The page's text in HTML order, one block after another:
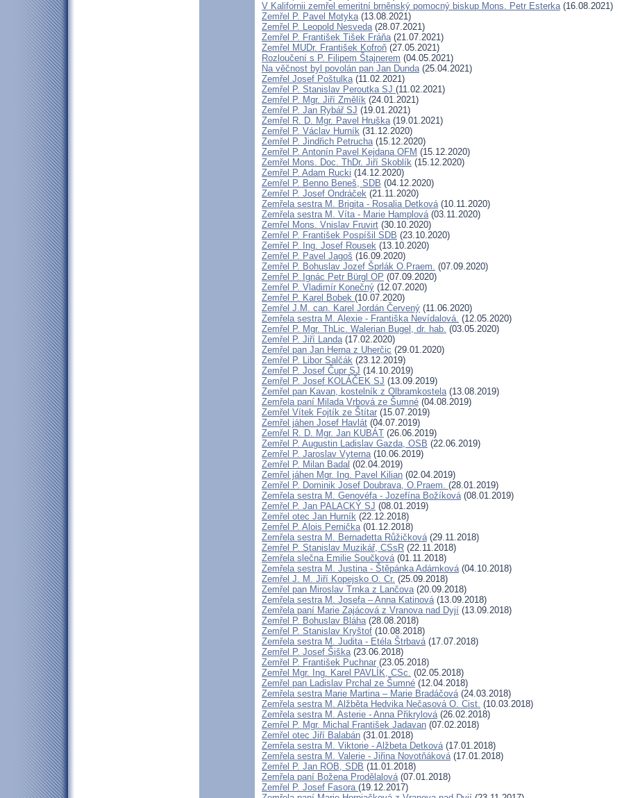
V Kalifornii zemřel emeritní brněnský pomocný biskup Mons. Petr Esterka(16.08.2021)
Zemřel P. Pavel Motyka(13.08.2021)
Zemřel P. Leopold Nesveda(28.07.2021)
Zemřel P. František Tišek Fráňa(21.07.2021)
Zemřel MUDr. František Kofroň (27.05.2021)
Rozloučení s P. Filipem Štajnerem (04.05.2021)
Na věčnost byl povolán pan Jan Dunda(25.04.2021)
Zemřel Josef Poštulka(11.02.2021)
Zemřel P. Stanislav Peroutka SJ (11.02.2021)
Zemřel P. Mgr. Jiří Změlík (24.01.2021)
Zemřel P. Jan Rybář SJ (19.01.2021)
Zemřel R. D. Mgr. Pavel Hruška(19.01.2021)
Zemřel P. Václav Hurník (31.12.2020)
Zemřel P. Jindřich Petrucha(15.12.2020)
Zemřel P. Antonín Pavel Kejdana OFM (15.12.2020)
Zemřel Mons. Doc. ThDr. Jiří Skoblík (15.12.2020)
Zemřel P. Adam Rucki (14.12.2020)
Zemřel P. Benno Beneš, SDB (04.12.2020)
Zemřel P. Josef Ondráček (21.11.2020)
Zemřela sestra M. Brigita - Rosalia Detková(10.11.2020)
Zemřela sestra M. Víta - Marie Hamplová(03.11.2020)
Zemřel Mons. Vnislav Fruvirt (30.10.2020)
Zemřel P. František Pospíšil SDB (23.10.2020)
Zemřel P. Ing. Josef Rousek (13.10.2020)
Zemřel P. Pavel Jagoš (16.09.2020)
Zemřel P. Bohuslav Jozef Šprlák O.Praem. (07.09.2020)
Zemřel P. Ignác Petr Bürgl OP (07.09.2020)
Zemřel P. Vladimír Konečný (12.07.2020)
Zemřel P. Karel Bobek (10.07.2020)
Zemřel J.M. can. Karel Jordán Červený (11.06.2020)
Zemřela sestra M. Alexie - Františka Nevídalová. (12.05.2020)
Zemřel P. Mgr. ThLic. Walerian Bugel, dr. hab. (03.05.2020)
Zemřel P. Jiří Landa(17.02.2020)
Zemřel pan Jan Herna z Uherčic (29.01.2020)
Zemřel P. Libor Salčák (23.12.2019)
Zemřel P. Josef Čupr SJ (14.10.2019)
Zemřel P. Josef KOLÁČEK SJ (13.09.2019)
Zemřel pan Kavan, kostelník z Olbramkostela(13.08.2019)
Zemřela paní Milada Vrbová ze Šumné (04.08.2019)
Zemřel Vítek Fojtík ze Štítar (15.07.2019)
Zemřel jáhen Josef Havlát (04.07.2019)
Zemřel R. D. Mgr. Jan KUBÁT (26.06.2019)
Zemřel P. Augustin Ladislav Gazda, OSB (22.06.2019)
Zemřel P. Jaroslav Vyterna(10.06.2019)
Zemřel P. Milan Badal (02.04.2019)
Zemřel jáhen Mgr. Ing. Pavel Kilian (02.04.2019)
Zemřel P. Dominik Josef Doubrava, O.Praem. (28.01.2019)
Zemřela sestra M. Genovéfa - Jozefína Božíková(08.01.2019)
Zemřel P. Jan PALACKÝ SJ (08.01.2019)
Zemřel otec Jan Hurník (22.12.2018)
Zemřel P. Alois Pernička(01.12.2018)
Zemřela sestra M. Bernadetta Růžičková(29.11.2018)
Zemřel P. Stanislav Muzikář, CSsR (22.11.2018)
Zemřela slečna Emilie Součková(01.11.2018)
Zemřela sestra M. Justina - Štěpánka Adámková(04.10.2018)
Zemřel J. M. Jiří Kopejsko O. Cr. (25.09.2018)
Zemřel pan Miroslav Trnka z Lančova(20.09.2018)
Zemřela sestra M. Josefa – Anna Katinová(13.09.2018)
Zemřela paní Marie Zajácová z Vranova nad Dyjí (13.09.2018)
Zemřel P. Bohuslav Bláha(28.08.2018)
Zemřel P. Stanislav Kryštof (10.08.2018)
Zemřela sestra M. Judita - Etéla Štrbavá(17.07.2018)
Zemřel P. Josef Šiška(23.06.2018)
Zemřel P. František Puchnar (23.05.2018)
Zemřel Mgr. Ing. Karel PAVLÍK, CSc. (02.05.2018)
Zemřel pan Ladislav Prchal ze Šumné (12.04.2018)
Zemřela sestra Marie Martina – Marie Bradáčová(24.03.2018)
Zemřela sestra M. Alžběta Hedvika Nečasová O. Cist. (10.03.2018)
Zemřela sestra M. Asterie - Anna Přikrylová(26.02.2018)
Zemřel P. Mgr. Michal František Jadavan (07.02.2018)
Zemřel otec Jiří Balabán (31.01.2018)
Zemřela sestra M. Viktorie - Alžbeta Detková(17.01.2018)
Zemřela sestra M. Valerie - Jiřina Novotňáková(17.01.2018)
Zemřel P. Jan ROB, SDB (11.01.2018)
Zemřela paní Božena Prodělalová(07.01.2018)
Zemřel P. Josef Fasora (19.12.2017)